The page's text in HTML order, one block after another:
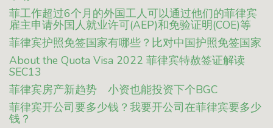
菲工作超过6个月的外国工人可以通过他们的菲律宾
雇主申请外国人就业许可(AEP)和免验证明(COE)等
菲律宾护照免签国家有哪些？比对中国护照免签国家
About the Quota Visa 2022 菲律宾特赦签证解读
SEC13
菲律宾房产新趋势 小资也能投资下个BGC
菲律宾开公司要多少钱？我要开公司在菲律宾要多少
钱？